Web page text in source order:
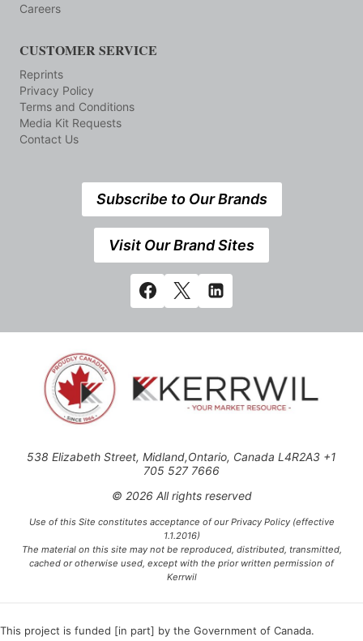
Careers
CUSTOMER SERVICE
Reprints
Privacy Policy
Terms and Conditions
Media Kit Requests
Contact Us
Subscribe to Our Brands
Visit Our Brand Sites
538 Elizabeth Street, Midland,Ontario, Canada L4R2A3 +1
705 527 7666
© 2026 All rights reserved
Use of this Site constitutes acceptance of our Privacy Policy (effective
1.1.2016)
The material on this site may not be reproduced, distributed, transmitted,
cached or otherwise used, except with the prior written permission of
Kerrwil
This project is funded [in part] by the Government of Canada.